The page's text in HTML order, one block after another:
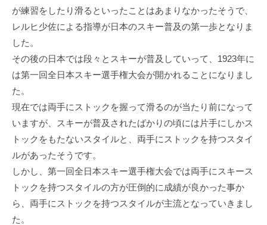
が練習をしたり滑るといったことはあまりなかったそうで、
レルヒ少佐による指導が日本のスキー普及の第一歩となりま
した。
その後の日本では段々とスキーが普及していって、1923年に
は第一回全日本スキー選手権大会が開かれることになりまし
た。
現在では両手にストックを握って滑るのが当たり前になって
いますが、スキーが普及されたばかりの頃には片手にしかス
トックをもたないスタイルと、両手にストックを持つスタイ
ルがあったそうです。
しかし、第一回全日本スキー選手権大会では両手にスキース
トックを持つスタイルの方が圧倒的に成績が良かった事か
ら、両手にストックを持つスタイルが主流となっていきまし
た。